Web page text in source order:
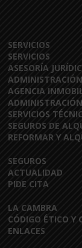
SERVICIOS
SERVICIOS
ASESORÍA
AGENCIA
SERVICIOS
SEGUROS DE
REFORMAR Y
SEGUROS
ACTUALIDAD
PIDE CITA
LA CAMBRA
CÓDIGO ÉTICO Y
ENLACES